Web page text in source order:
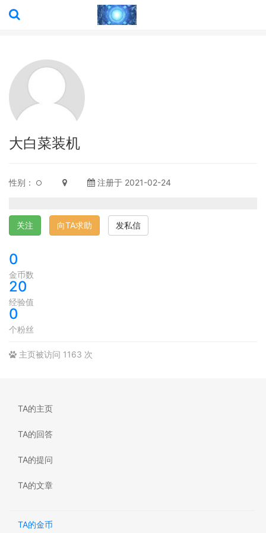
大白菜装机
性别： 注册于 2021-02-24
关注 向TA求助 发私信
0
金币数
20
经验值
0
个粉丝
主页被访问 1163 次
TA的主页
TA的回答
TA的提问
TA的文章
TA的金币